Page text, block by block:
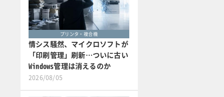
プリンタ・複合機
情シス騒然、マイクロソフトが
「印刷管理」刷新…ついに古い
Windows管理は消えるのか
2026/08/05